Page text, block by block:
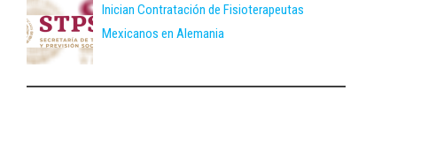
Inician Contratación de Fisioterapeutas
Mexicanos en Alemania